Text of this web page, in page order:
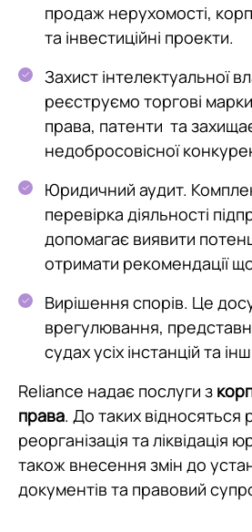
продаж нерухомості,
та інвестиційні проекти.
Захист інтелектуальної
реєструємо торгові
права, патенти та
недобросовісної
Юридичний аудит.
перевірка діяльності
допомагає виявити
отримати рекомендації
Вирішення спорів. Це
врегулювання,
судах усіх інстанцій та
Reliance надає послуги з
права. До таких відносяться
реорганізація та ліквідація
також внесення змін до
документів та правовий